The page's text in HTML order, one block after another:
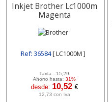
Inkjet Brother Lc1000m
Magenta
Ref: 36584[ LC1000M ]
Tarifa :15,29
Ahorro hasta:31%
desde: 10,52 €
12,73 con Iva